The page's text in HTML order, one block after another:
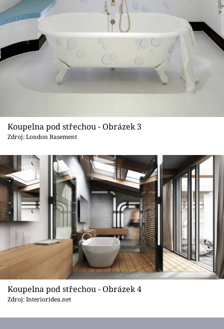
Koupelna pod střechou - Obrázek 3
Zdroj: London Basement
Koupelna pod střechou - Obrázek 4
Zdroj: Interioridea.net